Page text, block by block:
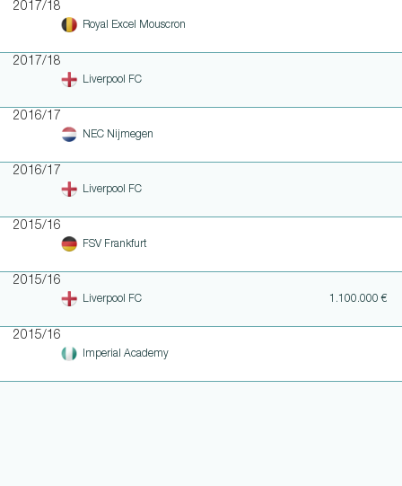
2017/18
Royal Excel Mouscron
2017/18
Liverpool FC
2016/17
NEC Nijmegen
2016/17
Liverpool FC
2015/16
FSV Frankfurt
2015/16
Liverpool FC 1.100.000 €
2015/16
Imperial Academy